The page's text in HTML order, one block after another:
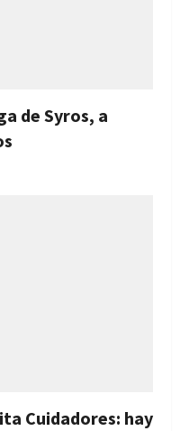
de Syros, a
Cuidadores: hay